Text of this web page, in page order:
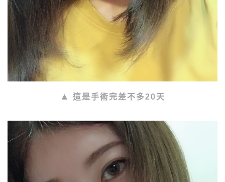
這是手術完差不多20天